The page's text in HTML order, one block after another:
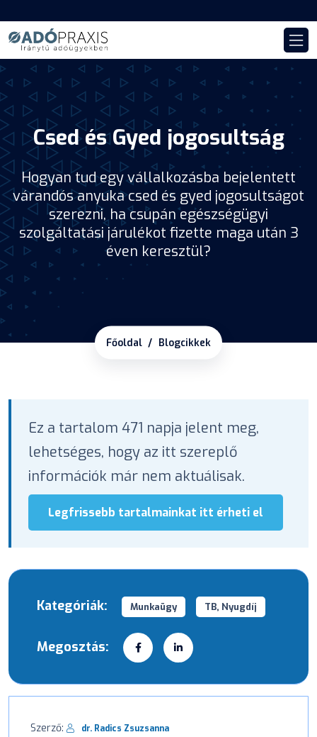
Csed és Gyed jogosultság
Hogyan tud egy vállalkozásba bejelentett
várandós anyuka csed és gyed jogosultságot
szerezni, ha csupán egészségügyi
szolgáltatási járulékot fizette maga után 3
éven keresztül?
Főoldal Blogcikkek
Ez a tartalom 471 napja jelent meg,
lehetséges, hogy az itt szereplő
információk már nem aktuálisak.
Legfrissebb tartalmainkat itt érheti el
Kategóriák: Munkaügy TB, Nyugdíj
Megosztás:
Szerző: dr. Radics Zsuzsanna